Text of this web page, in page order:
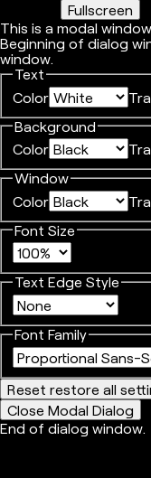
Fullscreen
This is a modal
Beginning of dialog
window.
Text
Color
Background
Color
Window
Color
Font Size
Text Edge Style
Font Family
Reset restore all
Close Modal Dialog
End of dialog window.